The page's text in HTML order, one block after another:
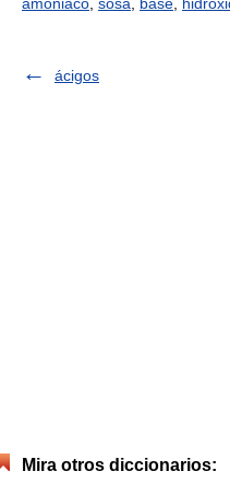
ácigos
Mira otros diccionarios: